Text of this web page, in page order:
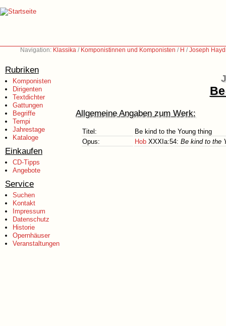
Navigation: Klassika / Komponistinnen und Komponisten / H /Joseph
Rubriken
Komponisten
Dirigenten
Textdichter
Gattungen
Begriffe
Tempi
Jahrestage
Kataloge
Einkaufen
CD-Tipps
Angebote
Service
Suchen
Kontakt
Impressum
Datenschutz
Historie
Opernhäuser
Veranstaltungen
Allgemeine Angaben zum Werk:
Titel:
Be kind to the Young thing
Opus:
Hob XXXIa:54: Be kind to the